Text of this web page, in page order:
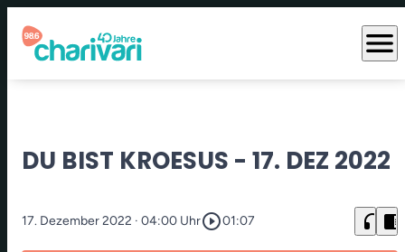
menu
DU BIST KROESUS - 17. DEZ 2022
17. Dezember 2022 · 04:00 Uhrplay_circle_outline01:07 headphones chrome_reader_mode